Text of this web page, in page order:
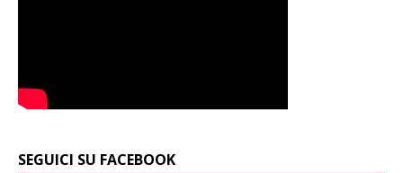
SEGUICI SU FACEBOOK